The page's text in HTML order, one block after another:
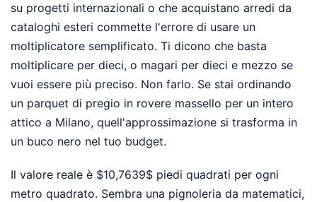
su progetti internazionali o che acquistano arredi da
cataloghi esteri commette l'errore di usare un
moltiplicatore semplificato. Ti dicono che basta
moltiplicare per dieci, o magari per dieci e mezzo se
vuoi essere più preciso. Non farlo. Se stai ordinando
un parquet di pregio in rovere massello per un intero
attico a Milano, quell'approssimazione si trasforma in
un buco nero nel tuo budget.
Il valore reale è $10,7639$ piedi quadrati per ogni
metro quadrato. Sembra una pignoleria da matematici,